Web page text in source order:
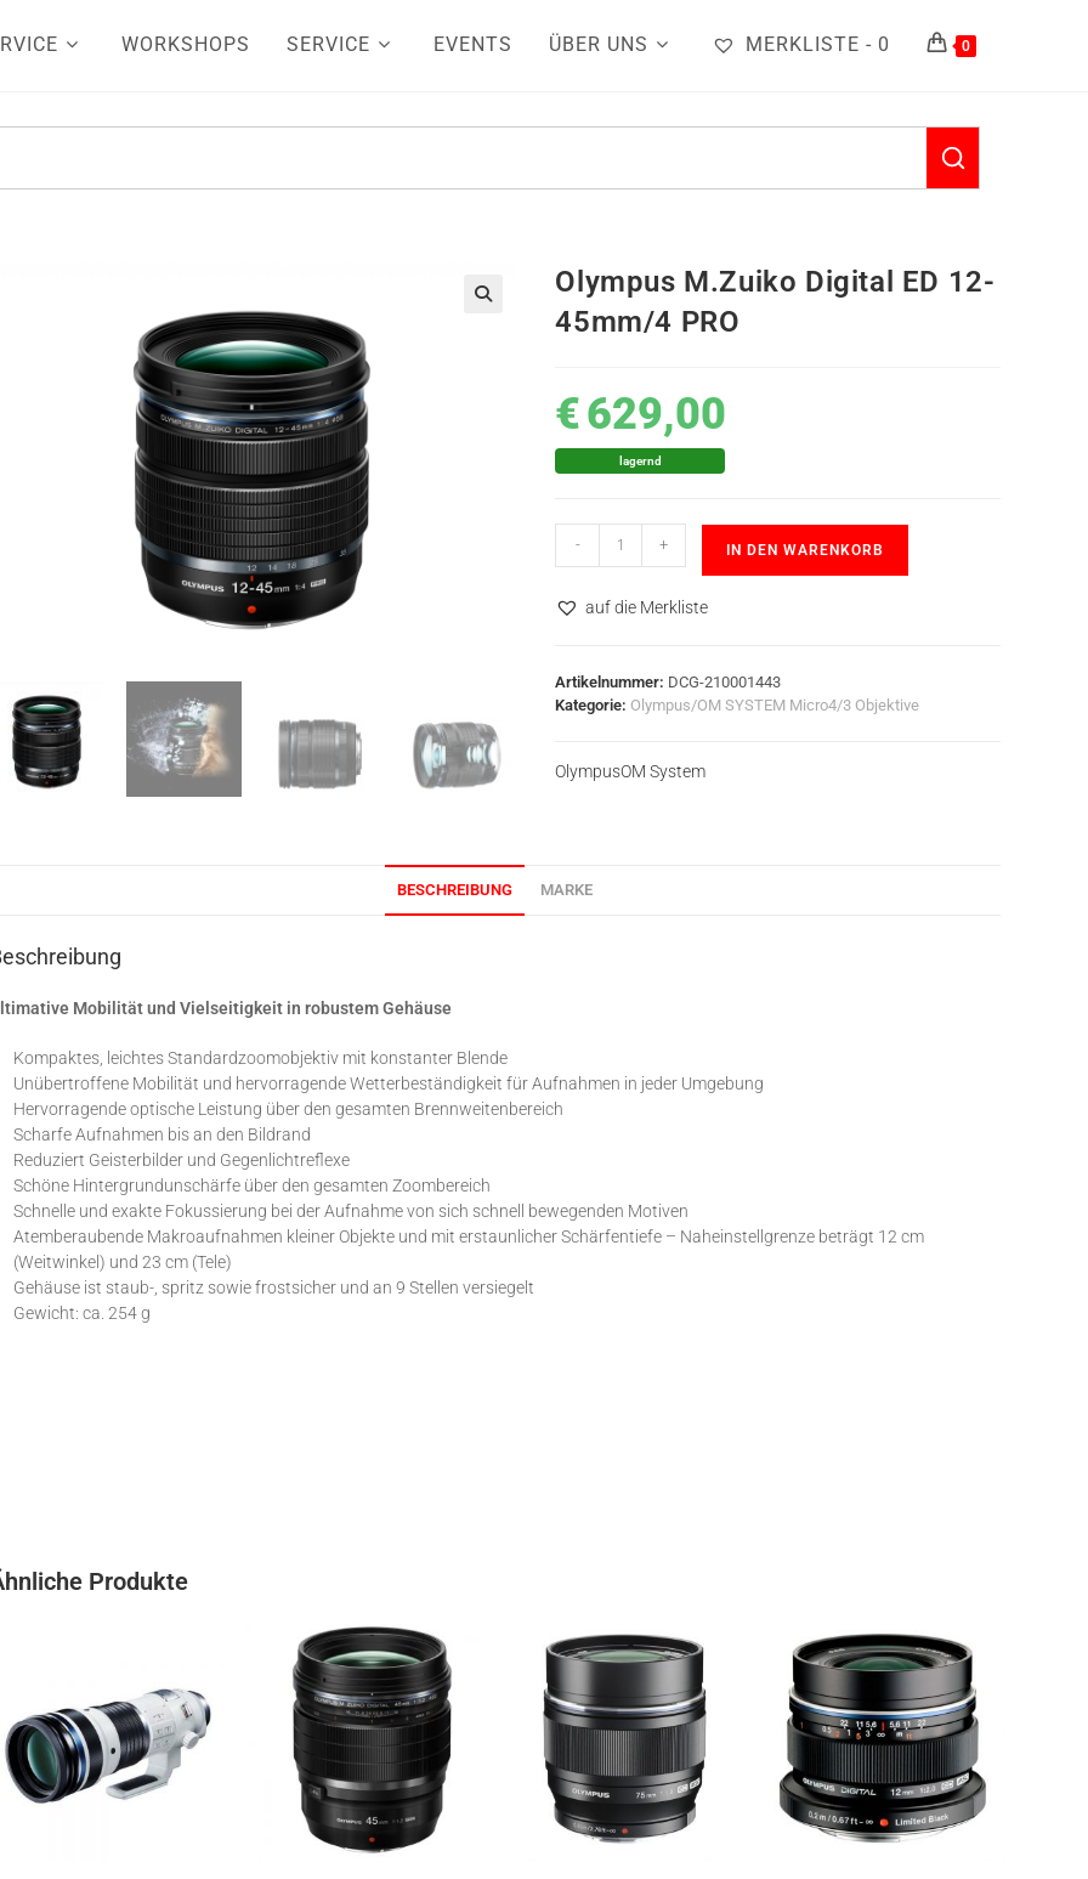
WORKSHOPS SERVICE EVENTS ÜBER UNS MERKLISTE - 0 0
Olympus M.Zuiko Digital ED 12-
45mm/4 PRO
€629,00
lagernd
- + IN DEN WARENKORB
auf die Merkliste
Artikelnummer: DCG-210001443
Kategorie: Olympus/OM SYSTEM Micro4/3 Objektive
OlympusOM System
BESCHREIBUNG MARKE
Mobilität und Vielseitigkeit in robustem Gehäuse
Kompaktes, leichtes Standardzoomobjektiv mit konstanter Blende
Unübertroffene Mobilität und hervorragende Wetterbeständigkeit für Aufnahmen in jeder Umgebung
Hervorragende optische Leistung über den gesamten Brennweitenbereich
Scharfe Aufnahmen bis an den Bildrand
Reduziert Geisterbilder und Gegenlichtreflexe
Schöne Hintergrundunschärfe über den gesamten Zoombereich
Schnelle und exakte Fokussierung bei der Aufnahme von sich schnell bewegenden Motiven
Atemberaubende Makroaufnahmen kleiner Objekte und mit erstaunlicher Schärfentiefe – Naheinstellgrenze beträgt 12 cm
(Weitwinkel) und 23 cm (Tele)
Gehäuse ist staub-, spritz sowie frostsicher und an 9 Stellen versiegelt
Gewicht: ca. 254 g
Produkte